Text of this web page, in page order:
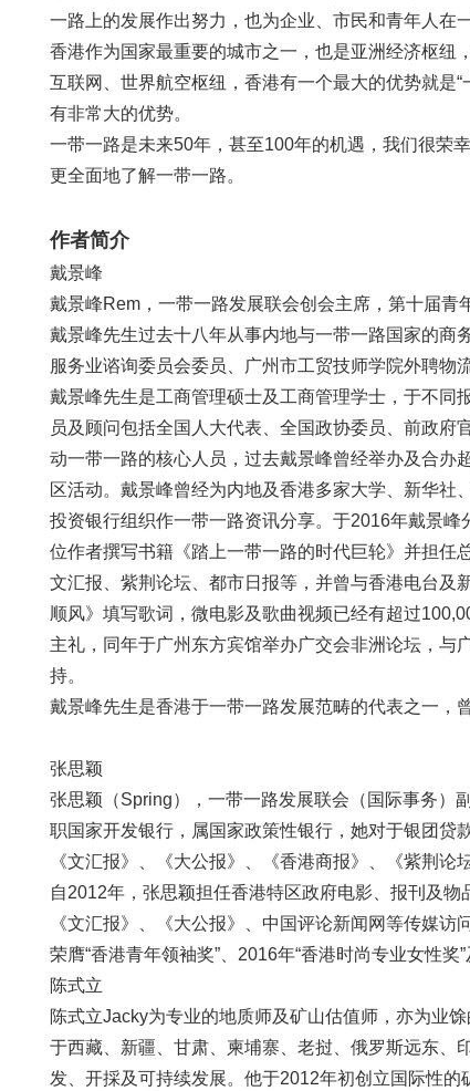
一路上的发展作出努力，也为企业、市民和青年人在
香港作为国家最重要的城市之一，也是亚洲经济枢纽
互联网、世界航空枢纽，香港有一个最大的优势就是
有非常大的优势。
一带一路是未来50年，甚至100年的机遇，我们很荣
更全面地了解一带一路。
作者简介
戴景峰
戴景峰Rem，一带一路发展联会创会主席，第十届青
戴景峰先生过去十八年从事内地与一带一路国家的商
服务业谘询委员会委员、广州市工贸技师学院外聘物
戴景峰先生是工商管理硕士及工商管理学士，于不同
员及顾问包括全国人大代表、全国政协委员、前政
动一带一路的核心人员，过去戴景峰曾经举办及合办
区活动。戴景峰曾经为内地及香港多家大学、新华
投资银行组织作一带一路资讯分享。于2016年戴景
位作者撰写书籍《踏上一带一路的时代巨轮》并担任
文汇报、紫荆论坛、都市日报等，并曾与香港电台及
顺风》填写歌词，微电影及歌曲视频已经有超过
主礼，同年于广州东方宾馆举办广交会非洲论坛，
持。
戴景峰先生是香港于一带一路发展范畴的代表之一，
张思颖
张思颖（Spring），一带一路发展联会（国际事务）
职国家开发银行，属国家政策性银行，她对于银团贷
《文汇报》、《大公报》、《香港商报》、《紫荆论
自2012年，张思颖担任香港特区政府电影、报刊及
《文汇报》、《大公报》、中国评论新闻网等传媒
荣膺“香港青年领袖奖”、2016年“香港时尚专业女性
陈式立
陈式立Jacky为专业的地质师及矿山估值师，亦为业
于西藏、新疆、甘肃、柬埔寨、老挝、俄罗斯远东、
发、开採及可持续发展。他于2012年初创立国际性